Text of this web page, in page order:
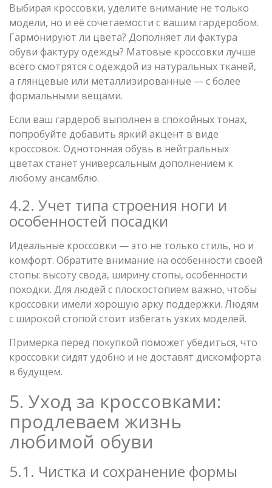
Выбирая кроссовки, уделите внимание не только
модели, но и её сочетаемости с вашим гардеробом.
Гармонируют ли цвета? Дополняет ли фактура
обуви фактуру одежды? Матовые кроссовки лучше
всего смотрятся с одеждой из натуральных тканей,
а глянцевые или металлизированные — с более
формальными вещами.
Если ваш гардероб выполнен в спокойных тонах,
попробуйте добавить яркий акцент в виде
кроссовок. Однотонная обувь в нейтральных
цветах станет универсальным дополнением к
любому ансамблю.
4.2. Учет типа строения ноги и
особенностей посадки
Идеальные кроссовки — это не только стиль, но и
комфорт. Обратите внимание на особенности своей
стопы: высоту свода, ширину стопы, особенности
походки. Для людей с плоскостопием важно, чтобы
кроссовки имели хорошую арку поддержки. Людям
с широкой стопой стоит избегать узких моделей.
Примерка перед покупкой поможет убедиться, что
кроссовки сидят удобно и не доставят дискомфорта
в будущем.
5. Уход за кроссовками:
продлеваем жизнь
любимой обуви
5.1. Чистка и сохранение формы